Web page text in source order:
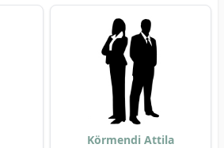
Körmendi Attila